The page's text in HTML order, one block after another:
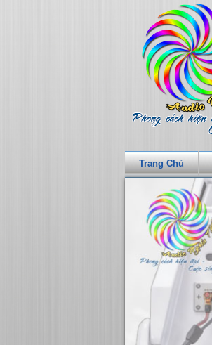
Trang Chủ